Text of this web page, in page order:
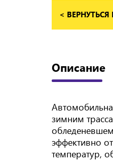
<
Описание
зимним
эффективно
температур,